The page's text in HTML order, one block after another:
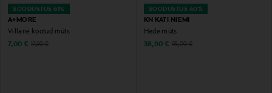
SOODUSTUS 61%
A+MORE
Villane kootud müts
Discounted Price
7,00 € Original Price
17,90 €
SOODUSTUS 40%
KN KATI NIEMI
Hede müts
Discounted Price
38,90 € Original Price
65,00 €